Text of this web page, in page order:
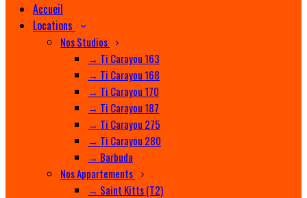
Accueil
Locations
Nos Studios
→ Ti Carayou 163
→ Ti Carayou 168
→ Ti Carayou 170
→ Ti Carayou 187
→ Ti Carayou 275
→ Ti Carayou 280
→ Barbuda
Nos Appartements
→ Saint Kitts (T2)